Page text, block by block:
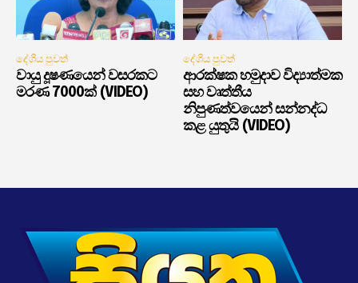
දේශීය පුවත්
වායු දූෂණයෙන් වසරකට
මරණ 7000ක් (VIDEO)
දේශීය පුවත්
ආරක්ෂක හමුදාව විද්‍යාත්මක
සහ වෘත්තීය
නිපුණත්වයෙන් සන්නද්ධ
කළ යුතුයි (VIDEO)